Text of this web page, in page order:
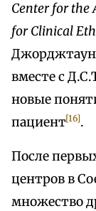
Center for the
for Clinical
вместе с
новые
пациент[16].
После
центров в
множество